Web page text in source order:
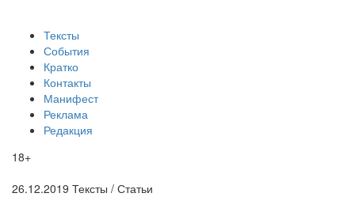
Тексты
События
Кратко
Контакты
Манифест
Реклама
Редакция
18+
26.12.2019 Тексты / Статьи